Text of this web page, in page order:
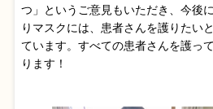
つ」というご意見もいただき、今後
りマスクには、患者さんを護りたい
ています。すべての患者さんを護っ
ります！